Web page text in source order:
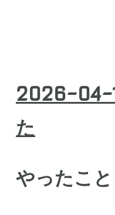
2026-04-
た
やったこと